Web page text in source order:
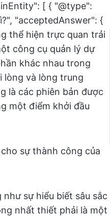
[ { "@type":
"acceptedAnswer": {
thể hiện trực quan trải
công cụ quản lý dự
khác nhau trong
lòng và lòng trung
là các phiên bản được
một điểm khởi đầu
sự thành công của
sự hiểu biết sâu sắc
nhất thiết phải là một